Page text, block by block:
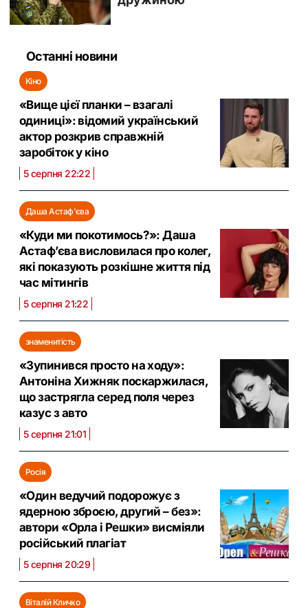
Останні новини
Кіно
«Вище цієї планки – взагалі
одиниці»: відомий український
актор розкрив справжній
заробіток у кіно
5 серпня 22:22
Даша Астаф'єва
«Куди ми покотимось?»: Даша
Астаф’єва висловилася про колег,
які показують розкішне життя під
час мітингів
5 серпня 21:22
знаменитість
«Зупинився просто на ходу»:
Антоніна Хижняк поскаржилася,
що застрягла серед поля через
казус з авто
5 серпня 21:01
Росія
«Один ведучий подорожує з
ядерною зброєю, другий – без»:
автори «Орла і Решки» висміяли
російський плагіат
5 серпня 20:29
Віталій Кличко